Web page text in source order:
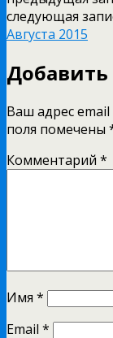
следующая
Августа 2015
Ваш адрес email
поля помечены
Комментарий *
Имя *
Email *